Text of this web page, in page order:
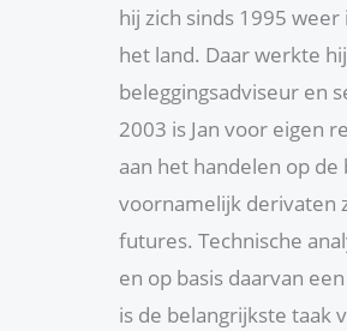
hij zich sinds 1995
het land. Daar werkte
beleggingsadviseur en
2003 is Jan voor eigen
aan het handelen op de
voornamelijk derivaten
futures. Technische
en op basis daarvan
is de belangrijkste taak